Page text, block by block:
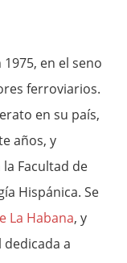
1975, en el seno
ferroviarios.
en su país,
años, y
Facultad de
Hispánica. Se
La Habana, y
a